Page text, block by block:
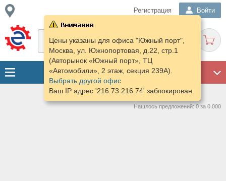
Регистрация Войти
Цены указаны для офиса "Южный порт",
Москва, ул. Южнопортовая, д.22, стр.1
(Авторынок «Южный порт», ТЦ
«Автомобили», 2 этаж, секция 239А).
Выбрать другой офис
Ваш IP адрес '216.73.216.74' заблокирован.
Нашлось предложений: 0 за 0.000